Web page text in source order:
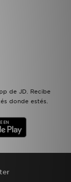
de JD. Recibe
donde estés.